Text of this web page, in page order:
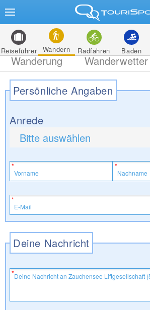
Reiseführer Wandern Radfahren Baden
Wanderung Wanderwetter
Persönliche Angaben
Anrede
Deine Nachricht